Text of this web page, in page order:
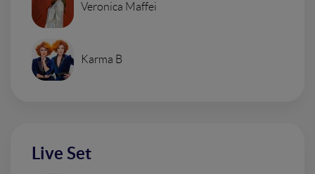
Veronica Maffei
Karma B
Live Set